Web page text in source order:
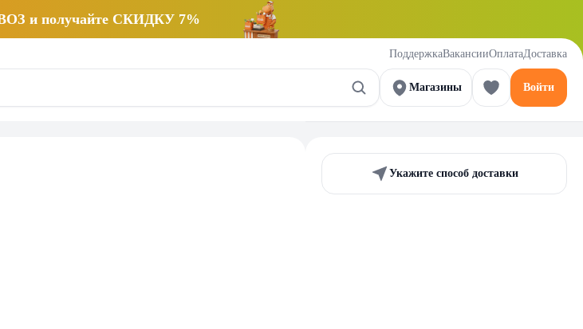
и получайте СКИДКУ 7%
ПоддержкаВакансииОплатаДоставка
Магазины Войти
Укажите способ доставки